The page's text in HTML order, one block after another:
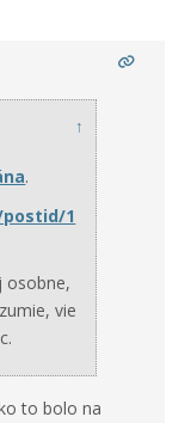
↑
.
1
osobne,
vie
to bolo na